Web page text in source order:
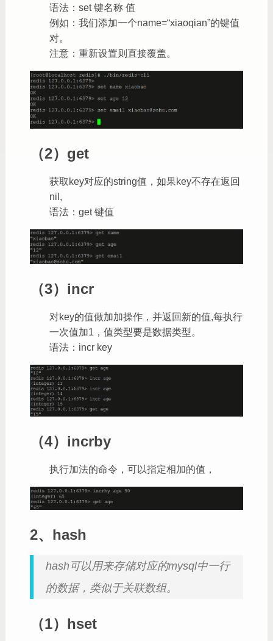
语法：set 键名称 值
例如：我们添加一个name=“xiaoqian”的键值
对。
注意：重新设置则直接覆盖。
（2）get
获取key对应的string值，如果key不存在返回
nil,
语法：get 键值
（3）incr
对key的值做加加操作，并返回新的值,每执行
一次值加1，值类型要是数据类型。
语法：incr key
（4）incrby
执行加法的命令，可以指定相加的值，
2、hash
hash可以用来存储对应的mysql中一行
的数据，类似于关联数组。
（1）hset